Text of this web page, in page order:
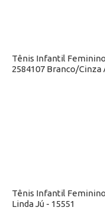
Tênis Infantil
2584107 Branco/Cinza
Tênis Infantil
Linda Jú - 15551